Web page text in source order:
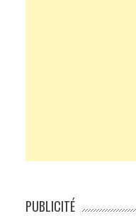
PUBLICITÉ